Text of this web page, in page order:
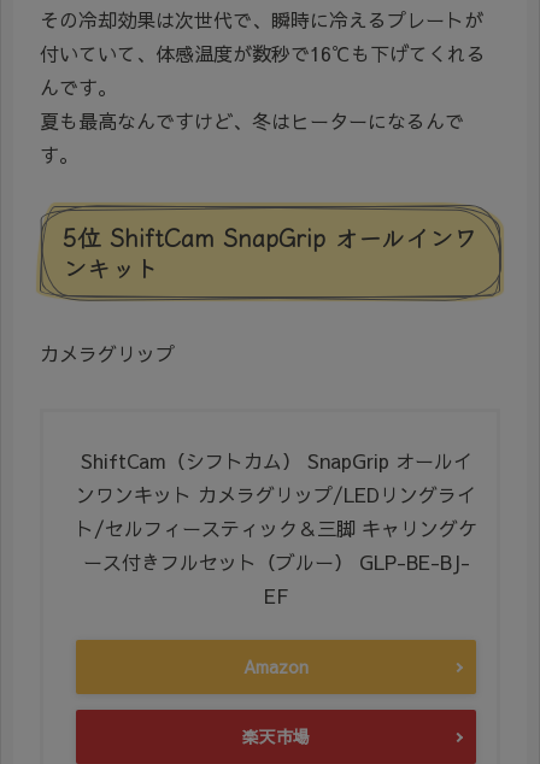
その冷却効果は次世代で、瞬時に冷えるプレートが
付いていて、体感温度が数秒で16℃も下げてくれる
んです。
夏も最高なんですけど、冬はヒーターになるんで
す。
5位 ShiftCam SnapGrip オールインワ
ンキット
カメラグリップ
ShiftCam（シフトカム） SnapGrip オールイ
ンワンキット カメラグリップ/LEDリングライ
ト/セルフィースティック＆三脚 キャリングケ
ース付きフルセット（ブルー） GLP-BE-BJ-
EF
Amazon
楽天市場